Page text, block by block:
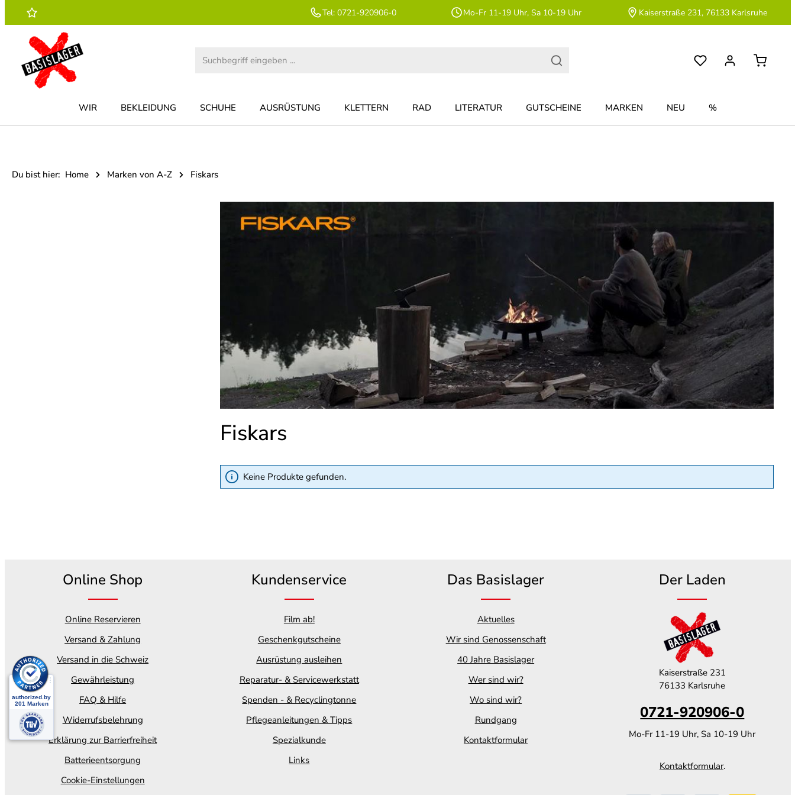
Hauptinhalt springen
Zur Suche springen
Zur Hauptnavigation springen Tel: 0721-920906-0 Mo-Fr 11-19 Uhr, Sa 10-19 Uhr Kaiserstraße 231, 76133 Karlsruhe
WIR BEKLEIDUNG SCHUHE AUSRÜSTUNG KLETTERN RAD LITERATUR GUTSCHEINE MARKEN NEU %
Du bist hier: Home Marken von A-Z Fiskars
Fiskars
Keine Produkte gefunden.
Online Shop
Online Reservieren
Versand & Zahlung
Versand in die Schweiz
Gewährleistung
FAQ & Hilfe
Widerrufsbelehrung
Erklärung zur Barrierfreiheit
Batterieentsorgung
Cookie-Einstellungen
Kundenservice
Film ab!
Geschenkgutscheine
Ausrüstung ausleihen
Reparatur- & Servicewerkstatt
Spenden - & Recyclingtonne
Pflegeanleitungen & Tipps
Spezialkunde
Links
Das Basislager
Aktuelles
Wir sind Genossenschaft
40 Jahre Basislager
Wer sind wir?
Wo sind wir?
Rundgang
Kontaktformular
Der Laden
Kaiserstraße 231
76133 Karlsruhe
0721-920906-0
Mo-Fr 11-19 Uhr, Sa 10-19 Uhr
Kontaktformular.